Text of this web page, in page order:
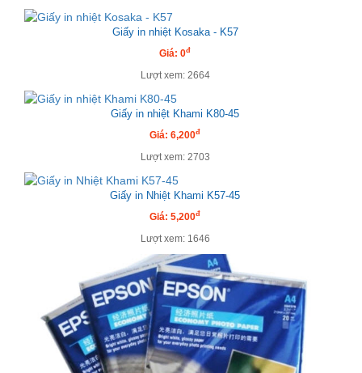
Giấy in nhiệt Kosaka - K57
Giá: 0đ
Lượt xem: 2664
Giấy in nhiệt Khami K80-45
Giá: 6,200đ
Lượt xem: 2703
Giấy in Nhiệt Khami K57-45
Giá: 5,200đ
Lượt xem: 1646